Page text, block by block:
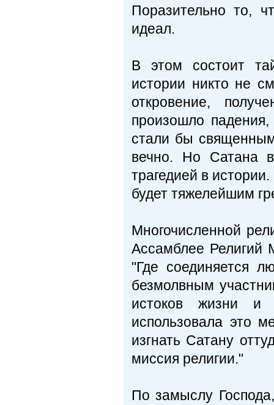
Поразительно то,
идеал.
В этом состоит
истории никто не
откровение,
произошло
стали бы
вечно. Но Сатана
трагедией в
будет тяжелейшим
Многочисленной
Ассамблее Религий
"Где соединяется
безмолвным
истоков жизни и
использовала это
изгнать Сатану
миссия религии."
По замыслу